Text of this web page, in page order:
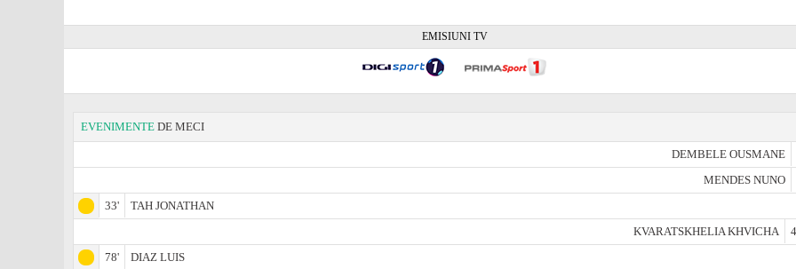
EMISIUNI TV
EVENIMENTE DE MECI
DEMBELE OUSMANE
MENDES NUNO
33'
TAH JONATHAN
KVARATSKHELIA KHVICHA
78'
DIAZ LUIS